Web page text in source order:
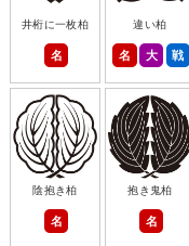
井桁に一枚柏
名
違い柏
名 大 戦
陰抱き柏
名
抱き鬼柏
名